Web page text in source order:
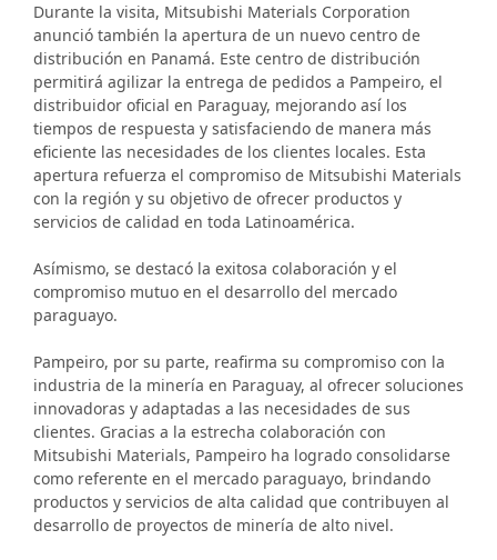
Durante la visita, Mitsubishi Materials Corporation
anunció también la apertura de un nuevo centro de
distribución en Panamá. Este centro de distribución
permitirá agilizar la entrega de pedidos a Pampeiro, el
distribuidor oficial en Paraguay, mejorando así los
tiempos de respuesta y satisfaciendo de manera más
eficiente las necesidades de los clientes locales. Esta
apertura refuerza el compromiso de Mitsubishi Materials
con la región y su objetivo de ofrecer productos y
servicios de calidad en toda Latinoamérica.
Asímismo, se destacó la exitosa colaboración y el
compromiso mutuo en el desarrollo del mercado
paraguayo.
Pampeiro, por su parte, reafirma su compromiso con la
industria de la minería en Paraguay, al ofrecer soluciones
innovadoras y adaptadas a las necesidades de sus
clientes. Gracias a la estrecha colaboración con
Mitsubishi Materials, Pampeiro ha logrado consolidarse
como referente en el mercado paraguayo, brindando
productos y servicios de alta calidad que contribuyen al
desarrollo de proyectos de minería de alto nivel.